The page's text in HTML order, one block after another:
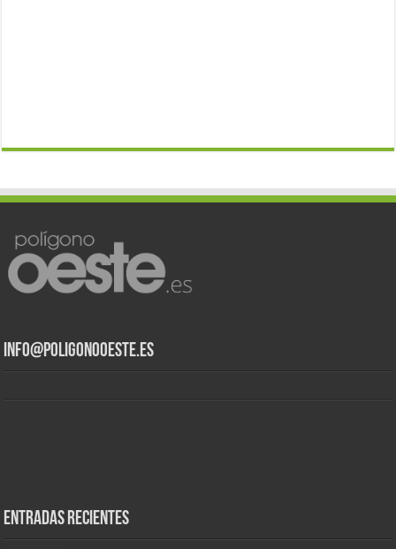
info@poligonooeste.es
Entradas recientes